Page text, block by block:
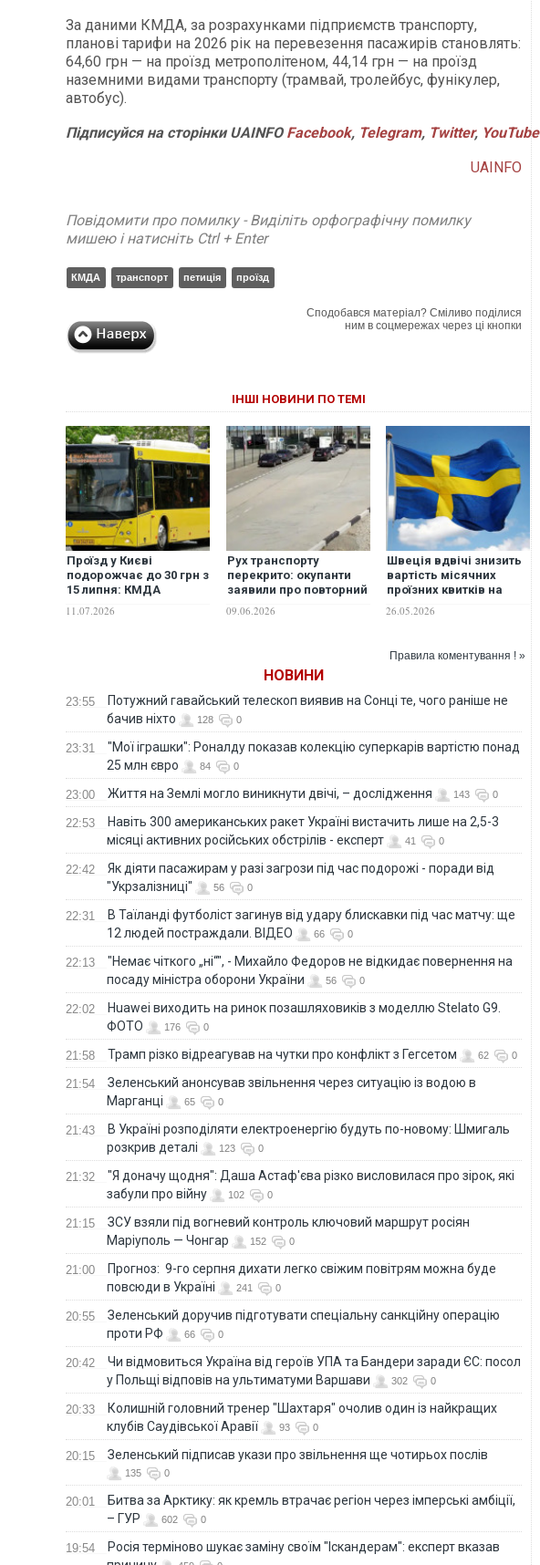
За даними КМДА, за розрахунками підприємств транспорту,
планові тарифи на 2026 рік на перевезення пасажирів становлять:
64,60 грн — на проїзд метрополітеном, 44,14 грн — на проїзд
наземними видами транспорту (трамвай, тролейбус, фунікулер,
автобус).
ПідписуйсянасторінкиUAINFO Facebook, Telegram, Twitter, YouTube
UAINFO
Повідомити про помилку - Виділіть орфографічну помилку
мишею і натисніть Ctrl + Enter
КМДА транспорт петиція проїзд
Сподобався матеріал? Сміливо поділися
ним в соцмережах через ці кнопки
ІНШІ НОВИНИ ПО ТЕМІ
Проїзд у Києві
подорожчає до 30 грн з
15 липня: КМДА
11.07.2026
Рух транспорту
перекрито: окупанти
заявили про повторний
Чонгарі
09.06.2026
Швеція вдвічі знизить
вартість місячних
проїзних квитків на
транспорт
26.05.2026
Правила коментування ! »
НОВИНИ
23:55
Потужний гавайський телескоп виявив на Сонці те, чого раніше не
бачив ніхто
128 0
23:31
"Мої іграшки": Роналду показав колекцію суперкарів вартістю понад
25 млн євро
84 0
23:00 Життя на Землі могло виникнути двічі, – дослідження 143 0
22:53
Навіть 300 американських ракет Україні вистачить лише на 2,5-3
місяці активних російських обстрілів - експерт
41 0
22:42
Як діяти пасажирам у разі загрози під час подорожі - поради від
"Укрзалізниці"
56 0
22:31
В Таїланді футболіст загинув від удару блискавки під час матчу: ще
12 людей постраждали. ВІДЕО
66 0
22:13
"Немає чіткого „ні“", - Михайло Федоров не відкидає повернення на
посаду міністра оборони України
56 0
22:02
Huawei виходить на ринок позашляховиків з моделлю Stelato G9.
ФОТО
176 0
21:58 Трамп різко відреагував на чутки про конфлікт з Гегсетом 62 0
21:54
Зеленський анонсував звільнення через ситуацію із водою в
Марганці
65 0
21:43
В Україні розподіляти електроенергію будуть по-новому: Шмигаль
розкрив деталі
123 0
21:32
"Я доначу щодня": Даша Астаф'єва різко висловилася про зірок, які
забули про війну
102 0
21:15
ЗСУ взяли під вогневий контроль ключовий маршрут росіян
Маріуполь — Чонгар
152 0
21:00
Прогноз: 9-го серпня дихати легко свіжим повітрям можна буде
повсюди в Україні
241 0
20:55
Зеленський доручив підготувати спеціальну санкційну операцію
проти РФ
66 0
20:42
Чи відмовиться Україна від героїв УПА та Бандери заради ЄС: посол
у Польщі відповів на ультиматуми Варшави
302 0
20:33
Колишній головний тренер "Шахтаря" очолив один із найкращих
клубів Саудівської Аравії
93 0
20:15 Зеленський підписав укази про звільнення ще чотирьох послів
135 0
20:01
Битва за Арктику: як кремль втрачає регіон через імперські амбіції,
– ГУР
602 0
19:54
Росія терміново шукає заміну своїм "Іскандерам": експерт вказав